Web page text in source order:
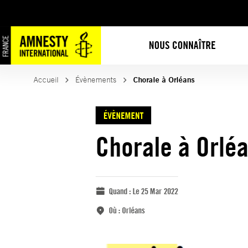
NOUS CONNAÎTRE
Accueil Évènements Chorale à Orléans
ÉVÈNEMENT
Chorale à
Quand :Le 25 Mar 2022
Où :Orléans